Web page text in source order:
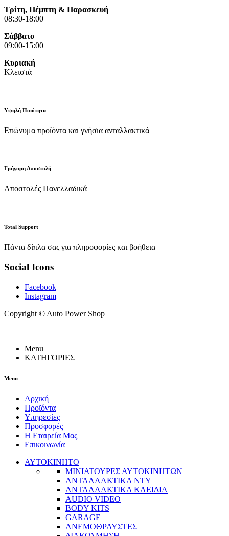
Τρίτη, Πέμπτη & Παρασκευή
08:30-18:00
Σάββατο
09:00-15:00
Κυριακή
Κλειστά
Υψηλή Ποιότητα
Επώνυμα προϊόντα και γνήσια ανταλλακτικά
Γρήγορη Αποστολή
Αποστολές Πανελλαδικά
Total Support
Πάντα δίπλα σας για πληροφορίες και βοήθεια
Social Icons
Facebook
Instagram
Copyright © Auto Power Shop
Menu
ΚΑΤΗΓΟΡΙΕΣ
Menu
Αρχική
Προϊόντα
Υπηρεσίες
Προσφορές
Η Εταιρεία Μας
Επικοινωνία
ΑΥΤΟΚΙΝΗΤΟ
ΜΙΝΙΑΤΟΥΡΕΣ ΑΥΤΟΚΙΝΗΤΩΝ
ΑΝΤΑΛΛΑΚΤΙΚΑ NTY
ΑΝΤΑΛΛΑΚΤΙΚΑ ΚΛΕΙΔΙΑ
AUDIO VIDEO
BODY KITS
GARAGE
ΑΝΕΜΟΘΡΑΥΣΤΕΣ